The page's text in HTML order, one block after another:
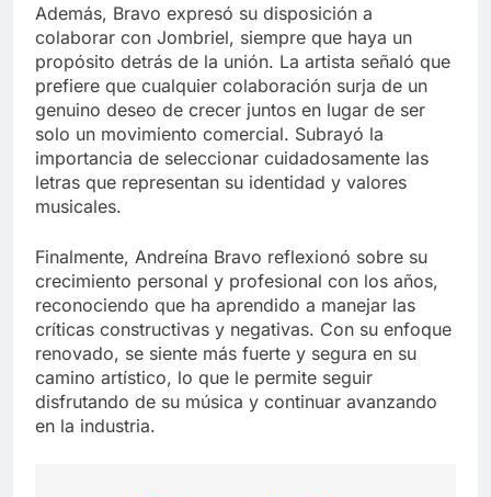
Además, Bravo expresó su disposición a
colaborar con Jombriel, siempre que haya un
propósito detrás de la unión. La artista señaló que
prefiere que cualquier colaboración surja de un
genuino deseo de crecer juntos en lugar de ser
solo un movimiento comercial. Subrayó la
importancia de seleccionar cuidadosamente las
letras que representan su identidad y valores
musicales.
Finalmente, Andreína Bravo reflexionó sobre su
crecimiento personal y profesional con los años,
reconociendo que ha aprendido a manejar las
críticas constructivas y negativas. Con su enfoque
renovado, se siente más fuerte y segura en su
camino artístico, lo que le permite seguir
disfrutando de su música y continuar avanzando
en la industria.